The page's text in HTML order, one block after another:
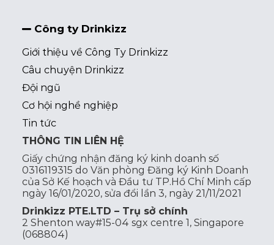
Công ty Drinkizz
Giới thiệu về Công Ty Drinkizz
Câu chuyện Drinkizz
Đội ngũ
Cơ hội nghề nghiệp
Tin tức
THÔNG TIN LIÊN HỆ
Giấy chứng nhận đăng ký kinh doanh số
0316119315 do Văn phòng Đăng ký Kinh Doanh
của Sở Kế hoạch và Đầu tư TP.Hồ Chí Minh cấp
ngày 16/01/2020, sửa đổi lần 3, ngày 21/11/2021
Drinkizz PTE.LTD – Trụ sở chính
2 Shenton way#15-04 sgx centre 1, Singapore
(068804)